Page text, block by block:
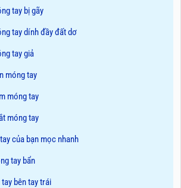
tay bị gãy
tay dính đầy đất dơ
tay giả
móng tay
móng tay
móng tay
của bạn mọc nhanh
tay bẩn
bên tay trái